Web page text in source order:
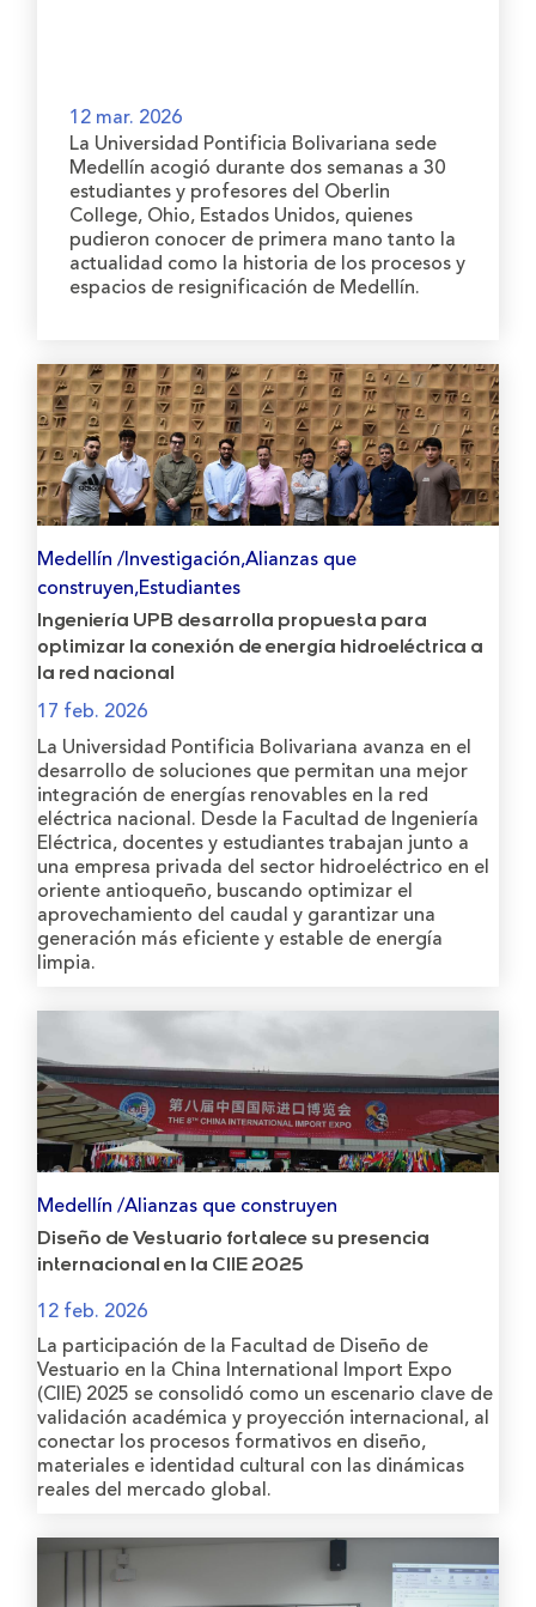
12 mar. 2026
La Universidad Pontificia Bolivariana sede
Medellín acogió durante dos semanas a 30
estudiantes y profesores del Oberlin
College, Ohio, Estados Unidos, quienes
pudieron conocer de primera mano tanto la
actualidad como la historia de los procesos y
espacios de resignificación de Medellín.
Medellín /Investigación,Alianzas que
construyen,Estudiantes
Ingeniería UPB desarrolla propuesta para
optimizar la conexión de energía hidroeléctrica a
la red nacional
17 feb. 2026
La Universidad Pontificia Bolivariana avanza en el
desarrollo de soluciones que permitan una mejor
integración de energías renovables en la red
eléctrica nacional. Desde la Facultad de Ingeniería
Eléctrica, docentes y estudiantes trabajan junto a
una empresa privada del sector hidroeléctrico en el
oriente antioqueño, buscando optimizar el
aprovechamiento del caudal y garantizar una
generación más eficiente y estable de energía
limpia.
Medellín /Alianzas que construyen
Diseño de Vestuario fortalece su presencia
internacional en la CIIE 2025
12 feb. 2026
La participación de la Facultad de Diseño de
Vestuario en la China International Import Expo
(CIIE) 2025 se consolidó como un escenario clave de
validación académica y proyección internacional, al
conectar los procesos formativos en diseño,
materiales e identidad cultural con las dinámicas
reales del mercado global.